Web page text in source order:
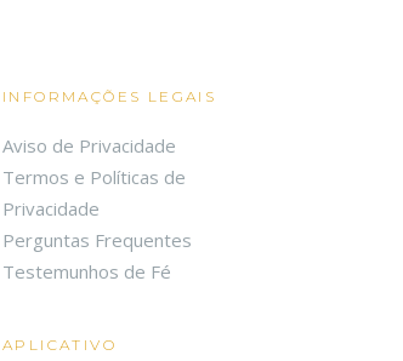
INFORMAÇÕES LEGAIS
Aviso de Privacidade
Termos e Políticas de
Privacidade
Perguntas Frequentes
Testemunhos de Fé
APLICATIVO